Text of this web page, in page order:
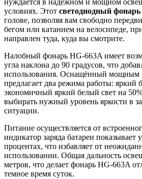
нуждается в надежном и мощном
условиях. Этот светодиодный фонарь
голове, позволяя вам свободно
бегом или катанием на велосипеде,
направлен туда, куда вы смотрите.
Налобный фонарь HG-663A имеет
угла наклона до 90 градусов, что
использования. Оснащённый мощным
предлагает два режима работы: яркий
экономичный яркий белый свет на
выбирать нужный уровень яркости в
ситуации.
Питание осуществляется от
индикатор заряда батареи показывает
процентах, что избавляет от
использовании. Общая дальность
метров, что делает фонарь HG-663A
темное время суток.